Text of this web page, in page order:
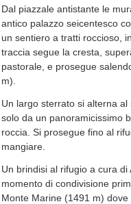
Dal piazzale antistante le
antico palazzo seicentesco
un sentiero a tratti roccioso,
traccia segue la cresta,
pastorale, e prosegue
m).
Un largo sterrato si alterna
solo da un panoramicissimo
roccia. Si prosegue fino al
mangiare.
Un brindisi al rifugio a cura
momento di condivisione
Monte Marine (1491 m) dove